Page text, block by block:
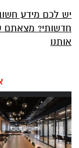
יש לכם מידע
חדשותי?
אותנו